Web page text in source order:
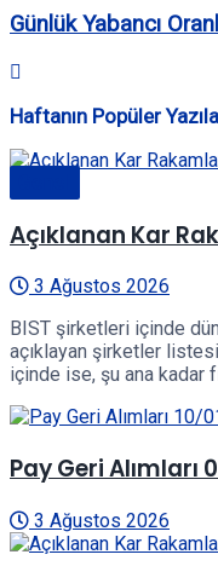
Günlük Yabancı
Haftanın Popüler
Açıklanan Kar
3 Ağustos 2026
BIST şirketleri içinde
açıklayan şirketler
içinde ise, şu ana kadar
Pay Geri Alımları
3 Ağustos 2026